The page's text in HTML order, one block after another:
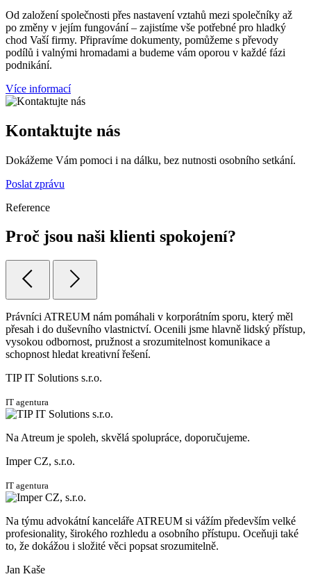
Od založení společnosti přes nastavení vztahů mezi společníky až
po změny v jejím fungování – zajistíme vše potřebné pro hladký
chod Vaší firmy. Připravíme dokumenty, pomůžeme s převody
podílů i valnými hromadami a budeme vám oporou v každé fázi
podnikání.
Více informací
Kontaktujte nás
Dokážeme Vám pomoci i na dálku, bez nutnosti osobního setkání.
Poslat zprávu
Reference
Proč jsou naši klienti spokojení?
Právníci ATREUM nám pomáhali v korporátním sporu, který měl
přesah i do duševního vlastnictví. Ocenili jsme hlavně lidský přístup,
vysokou odbornost, pružnost a srozumitelnost komunikace a
schopnost hledat kreativní řešení.
TIP IT Solutions s.r.o.
IT agentura
Na Atreum je spoleh, skvělá spolupráce, doporučujeme.
Imper CZ, s.r.o.
IT agentura
Na týmu advokátní kanceláře ATREUM si vážím především velké
profesionality, širokého rozhledu a osobního přístupu. Oceňuji také
to, že dokážou i složité věci popsat srozumitelně.
Jan Kaše